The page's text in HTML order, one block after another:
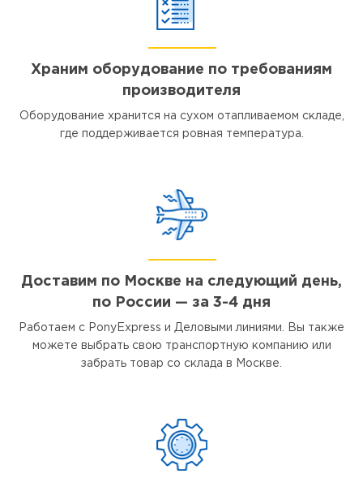
Храним оборудование по требованиям
производителя
Оборудование хранится на сухом отапливаемом складе,
где поддерживается ровная температура.
Доставим по Москве на следующий день,
по России — за 3-4 дня
Работаем с PonyExpress и Деловыми линиями. Вы также
можете выбрать свою транспортную компанию или
забрать товар со склада в Москве.